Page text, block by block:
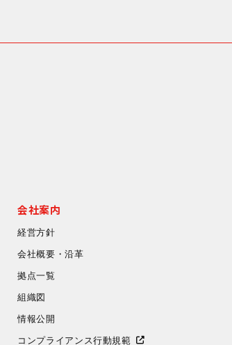
会社案内
経営方針
会社概要・沿革
拠点一覧
組織図
情報公開
コンプライアンス行動規範